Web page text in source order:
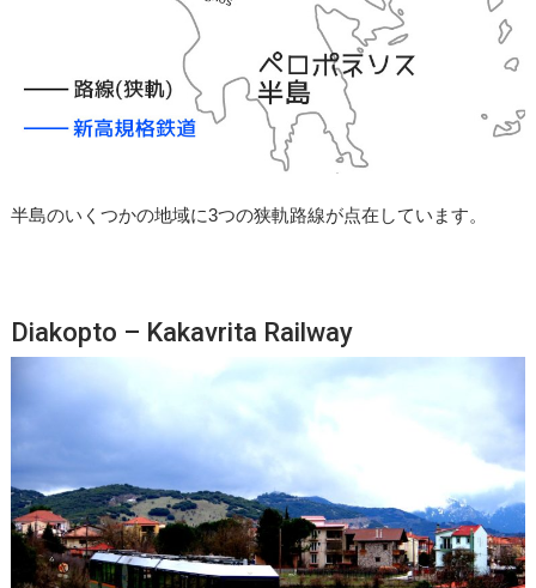
半島のいくつかの地域に3つの狭軌路線が点在しています。
Diakopto – Kakavrita Railway